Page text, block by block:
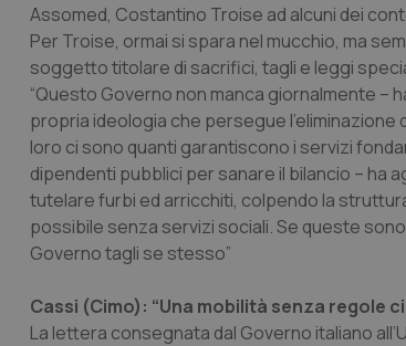
Assomed, Costantino Troise ad alcuni dei
Per Troise, ormai si spara nel mucchio, ma
soggetto titolare di sacrifici, tagli e leggi
“Questo Governo non manca giornalmente –
propria ideologia che persegue l’eliminazione
loro ci sono quanti garantiscono i servizi
dipendenti pubblici per sanare il bilancio – ha
tutelare furbi ed arricchiti, colpendo la
possibile senza servizi sociali. Se queste
Governo tagli se stesso”
Cassi (Cimo): “Una mobilità senza regole
La lettera consegnata dal Governo italiano